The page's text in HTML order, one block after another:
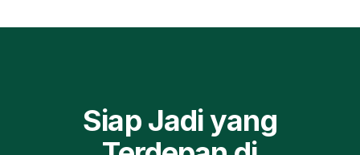
Siap Jadi yang